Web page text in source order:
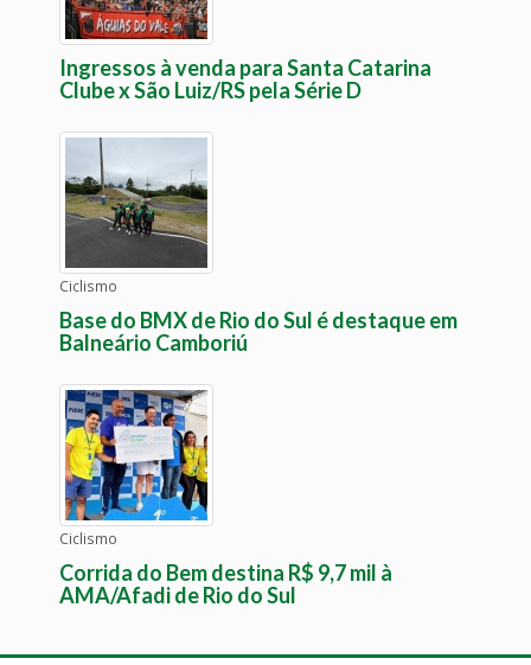
Ingressos à venda para Santa Catarina
Clube x São Luiz/RS pela Série D
Ciclismo
Base do BMX de Rio do Sul é destaque em
Balneário Camboriú
Ciclismo
Corrida do Bem destina R$ 9,7 mil à
AMA/Afadi de Rio do Sul